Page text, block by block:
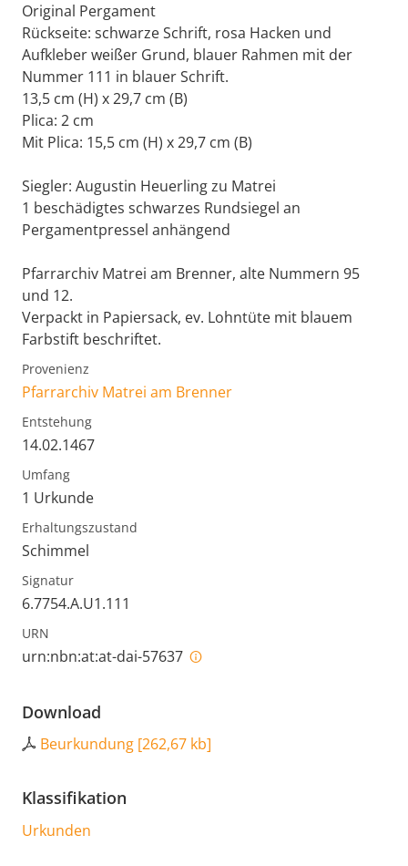
Original Pergament
Rückseite: schwarze Schrift, rosa Hacken und
Aufkleber weißer Grund, blauer Rahmen mit der
Nummer 111 in blauer Schrift.
13,5 cm (H) x 29,7 cm (B)
Plica: 2 cm
Mit Plica: 15,5 cm (H) x 29,7 cm (B)
Siegler: Augustin Heuerling zu Matrei
1 beschädigtes schwarzes Rundsiegel an
Pergamentpressel anhängend
Pfarrarchiv Matrei am Brenner, alte Nummern 95
und 12.
Verpackt in Papiersack, ev. Lohntüte mit blauem
Farbstift beschriftet.
Provenienz
Pfarrarchiv Matrei am Brenner
Entstehung
14.02.1467
Umfang
1 Urkunde
Erhaltungszustand
Schimmel
Signatur
6.7754.A.U1.111
URN
urn:nbn:at:at-dai-57637
Download
Beurkundung [262,67 kb]
Klassifikation
Urkunden